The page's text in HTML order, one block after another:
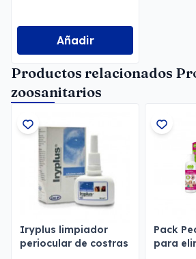
Añadir
Productos relacionados
zoosanitarios
Iryplus limpiador
periocular de costras
Pack
para